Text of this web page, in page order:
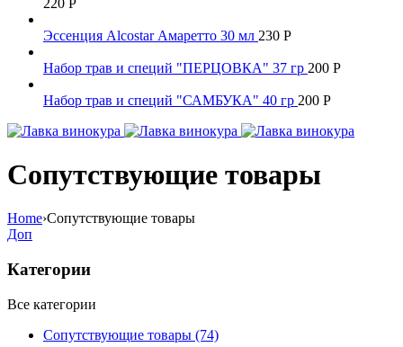
Эссенция Alcostar Амаретто 30 мл 230 Р
Набор трав и специй "ПЕРЦОВКА" 37 гр 200 Р
Набор трав и специй "САМБУКА" 40 гр 200 Р
Сопутствующие товары
Home›Сопутствующие товары
Доп
Категории
Все категории
Сопутствующие товары (74)